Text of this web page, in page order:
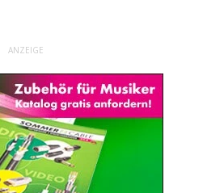
ANZEIGE